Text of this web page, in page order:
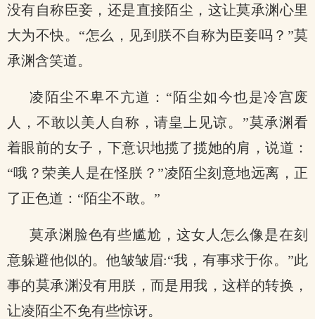
没有自称臣妾，还是直接陌尘，这让莫承渊心里
大为不快。“怎么，见到朕不自称为臣妾吗？”莫
承渊含笑道。
凌陌尘不卑不亢道：“陌尘如今也是冷宫废
人，不敢以美人自称，请皇上见谅。”莫承渊看
着眼前的女子，下意识地揽了揽她的肩，说道：
“哦？荣美人是在怪朕？”凌陌尘刻意地远离，正
了正色道：“陌尘不敢。”
莫承渊脸色有些尴尬，这女人怎么像是在刻
意躲避他似的。他皱皱眉:“我，有事求于你。”此
事的莫承渊没有用朕，而是用我，这样的转换，
让凌陌尘不免有些惊讶。